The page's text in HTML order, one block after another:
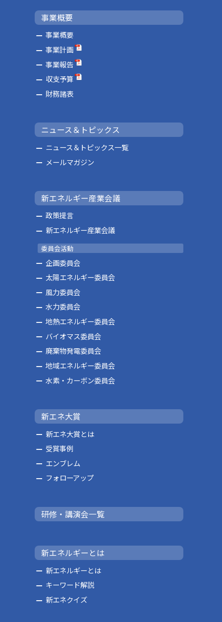
事業概要
事業概要
事業計画
事業報告
収支予算
財務諸表
ニュース＆トピックス
ニュース＆トピックス一覧
メールマガジン
新エネルギー産業会議
政策提言
新エネルギー産業会議
委員会活動
企画委員会
太陽エネルギー委員会
風力委員会
水力委員会
地熱エネルギー委員会
バイオマス委員会
廃棄物発電委員会
地域エネルギー委員会
水素・カーボン委員会
新エネ大賞
新エネ大賞とは
受賞事例
エンブレム
フォローアップ
研修・講演会一覧
新エネルギーとは
新エネルギーとは
キーワード解説
新エネクイズ